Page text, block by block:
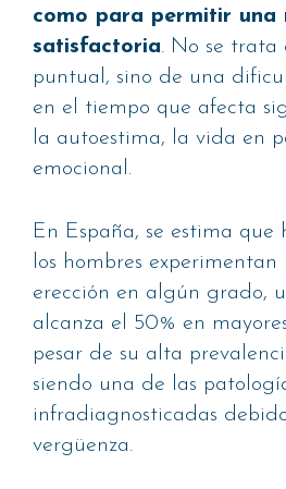
como para permitir una
satisfactoria. No se trata
puntual, sino de una
en el tiempo que afecta
la autoestima, la vida en
emocional.
En España, se estima que
los hombres experimentan
erección en algún grado,
alcanza el 50% en
pesar de su alta
siendo una de las
infradiagnosticadas
vergüenza.